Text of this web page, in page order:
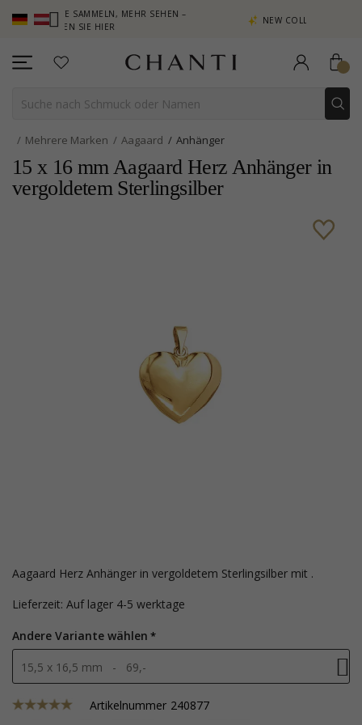
SAMMELN, MEHR SEHEN –
SIE HIER
NEW COLLECTION | AURA
Mehrere Marken Aagaard Anhänger
15 x 16 mm Aagaard Herz Anhänger in
vergoldetem Sterlingsilber
Aagaard Herz Anhänger in vergoldetem Sterlingsilber mit .
Lieferzeit: Auf lager 4-5 werktage
Andere Variante wählen
15,5 x 16,5 mm - 69,-
Artikelnummer 240877